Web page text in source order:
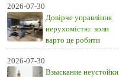
2026-07-30
Довірче управління
нерухомістю: коли
варто це робити
2026-07-30
Взыскание неустойки